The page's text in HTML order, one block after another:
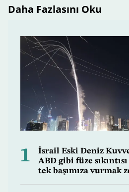
Daha Fazlasını Oku
1
İsrail Eski Deniz
ABD gibi füze
tek başımıza vurmak